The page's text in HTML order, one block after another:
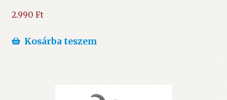
2.990 Ft
Kosárba teszem